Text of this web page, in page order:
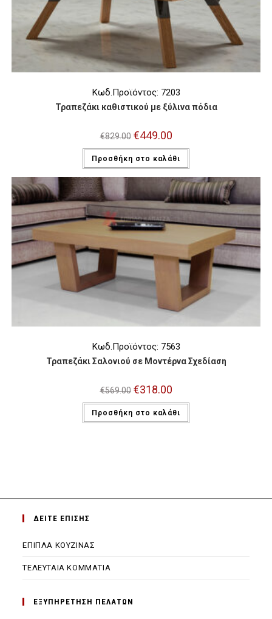
Κωδ.Προϊόντος: 7203
Τραπεζάκι καθιστικού με ξύλινα πόδια
€829.00 Original
price
was:
€829.00.
€449.00Η
τιμή
είναι:
€449.00.
Προσθήκη στο καλάθι
Κωδ.Προϊόντος: 7563
Τραπεζάκι Σαλονιού σε Μοντέρνα Σχεδίαση
€569.00 Original
price
was:
€569.00.
€318.00Η
τιμή
είναι:
€318.00.
Προσθήκη στο καλάθι
ΔΕΙΤΕ ΕΠΙΣΗΣ
ΕΠΙΠΛΑ ΚΟΥΖΙΝΑΣ
ΤΕΛΕΥΤΑΙΑ ΚΟΜΜΑΤΙΑ
ΕΞΥΠΗΡΕΤΗΣΗ ΠΕΛΑΤΩΝ